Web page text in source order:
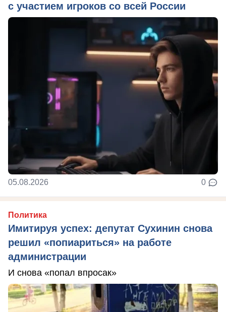
с участием игроков со всей России
05.08.2026 0
Политика
Имитируя успех: депутат Сухинин снова
решил «попиариться» на работе
администрации
И снова «попал впросак»